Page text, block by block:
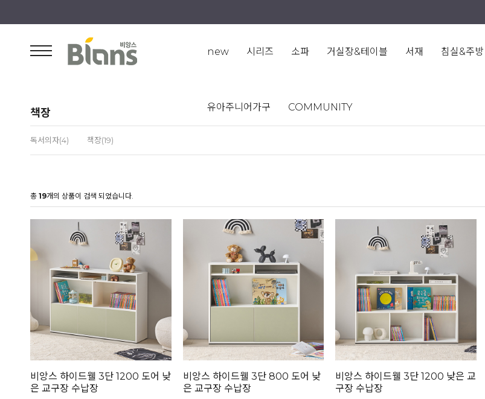
new 시리즈 소파 거실장&테이블 서재 침실&주방
유아주니어가구 COMMUNITY
책장
독서의자(4) 책장(19)
총 19개의 상품이 검색 되었습니다.
비앙스 하이드웰 3단 1200 도어 낮
은 교구장 수납장
비앙스 하이드웰 3단 800 도어 낮
은 교구장 수납장
비앙스 하이드웰 3단 1200 낮은 교
구장 수납장